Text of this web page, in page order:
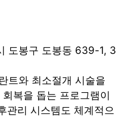
도봉구 도봉동 639-1, 3
트와 최소절개 시술을
복을 돕는 프로그램이
관리 시스템도 체계적으